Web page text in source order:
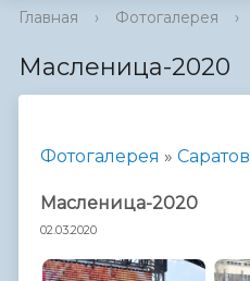
Главная › Фотогалерея ›
Масленица-2020
Фотогалерея » Саратов
Масленица-2020
02.03.2020